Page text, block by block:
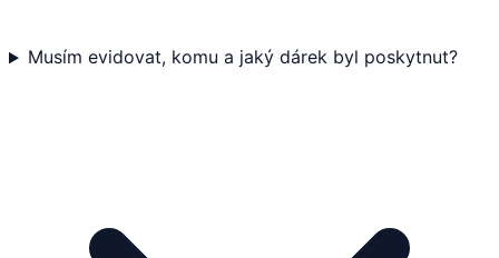
Musím evidovat, komu a jaký dárek byl poskytnut?